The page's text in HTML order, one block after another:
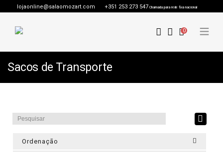
lojaonline@salaomozart.com +351 253 273 547 Chamada para rede fixa nacional
0
Sacos de Transporte
Ordenação